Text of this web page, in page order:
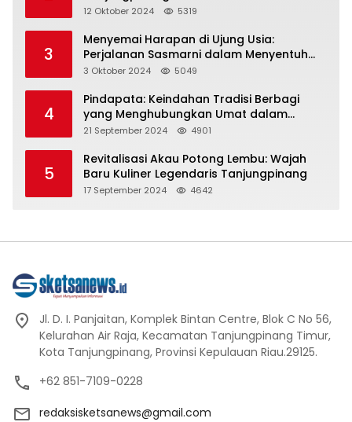
Representasi
12 Oktober 2024 5319
3
Menyemai Harapan di Ujung Usia:
Perjalanan Sasmarni dalam Menyentuh
Hati dan Jiwa
3 Oktober 2024 5049
4
Pindapata: Keindahan Tradisi Berbagi
yang Menghubungkan Umat dalam
Spiritualitas dan Kebersamaan dalam
21 September 2024 4901
5
Revitalisasi Akau Potong Lembu: Wajah
Baru Kuliner Legendaris Tanjungpinang
17 September 2024 4642
Jl. D. I. Panjaitan, Komplek Bintan Centre, Blok C No 56,
Kelurahan Air Raja, Kecamatan Tanjungpinang Timur,
Kota Tanjungpinang, Provinsi Kepulauan Riau.29125.
+62 851-7109-0228
redaksisketsanews@gmail.com